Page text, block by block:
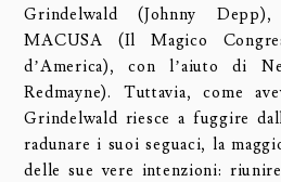
Grindelwald (Johnny
MACUSA (Il Magico
d’America), con l’aiuto di
Redmayne). Tuttavia, come
Grindelwald riesce a fuggire
radunare i suoi seguaci, la
delle sue vere intenzioni: